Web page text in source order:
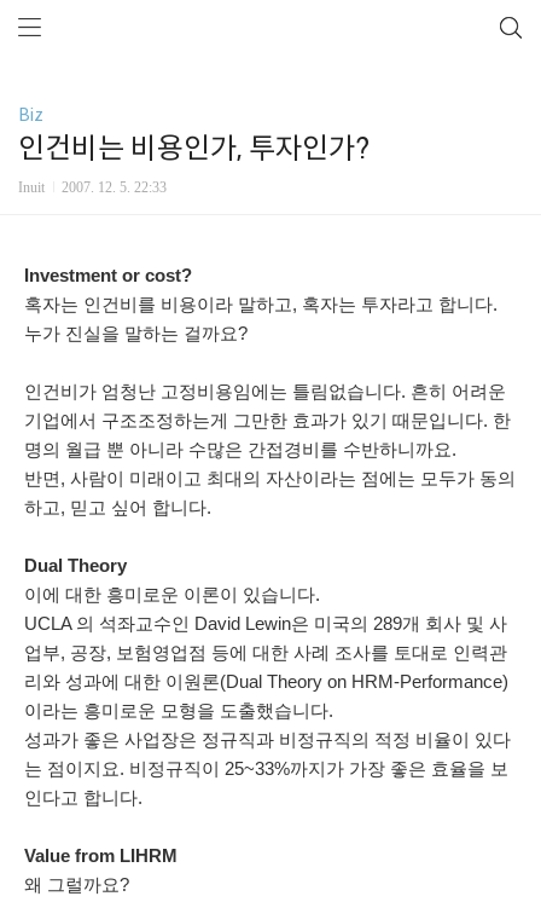
Biz
인건비는 비용인가, 투자인가?
Inuit 2007. 12. 5. 22:33
Investment or cost?
혹자는 인건비를 비용이라 말하고, 혹자는 투자라고 합니다.
누가 진실을 말하는 걸까요?
인건비가 엄청난 고정비용임에는 틀림없습니다. 흔히 어려운
기업에서 구조조정하는게 그만한 효과가 있기 때문입니다. 한
명의 월급 뿐 아니라 수많은 간접경비를 수반하니까요.
반면, 사람이 미래이고 최대의 자산이라는 점에는 모두가 동의
하고, 믿고 싶어 합니다.
Dual Theory
이에 대한 흥미로운 이론이 있습니다.
UCLA 의 석좌교수인 David Lewin은 미국의 289개 회사 및 사
업부, 공장, 보험영업점 등에 대한 사례 조사를 토대로 인력관
리와 성과에 대한 이원론(Dual Theory on HRM-Performance)
이라는 흥미로운 모형을 도출했습니다.
성과가 좋은 사업장은 정규직과 비정규직의 적정 비율이 있다
는 점이지요. 비정규직이 25~33%까지가 가장 좋은 효율을 보
인다고 합니다.
Value from LIHRM
왜 그럴까요?